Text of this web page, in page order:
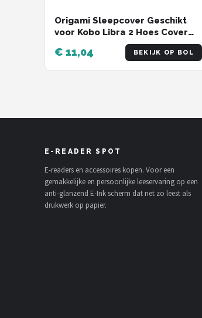
Origami Sleepcover Geschikt
voor Kobo Libra 2 Hoes Cover
Rood * - ereader hoesje - cover
€ 11,04 BEKIJK OP BOL
E-READER SPOT
E-readers en accessoires kopen. Voor een
gemakkelijke en persoonlijke leeservaring op een
anti-glanzend E-Ink scherm dat net zo leest als
drukwerk op papier.